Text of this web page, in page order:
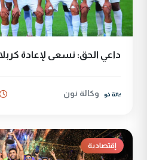
داعي الحق: نسعى لإعادة
وكالة نون
إقتصادية